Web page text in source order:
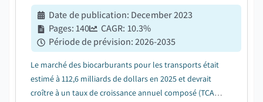
Date de publication: December 2023
Pages:140 CAGR: 10.3%
Période de prévision:2026-2035
Le marché des biocarburants pour les transports était
estimé à 112,6 milliards de dollars en 2025 et devrait
croître à un taux de croissance annuel composé (TCAC)